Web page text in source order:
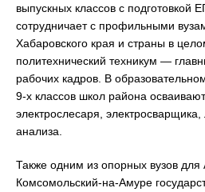
выпускных классов с подготовкой
сотрудничает с профильными
Хабаровского края и страны в
политехнический техникум —
рабочих кадров. В
9-х классов школ района
электрослесаря,
анализа.
Также одним из опорных вузов
Комсомольский-на-Амуре